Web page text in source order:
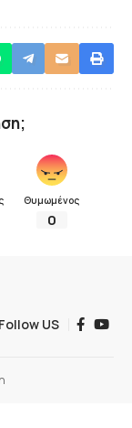
Θυμωμένος
0
Follow US